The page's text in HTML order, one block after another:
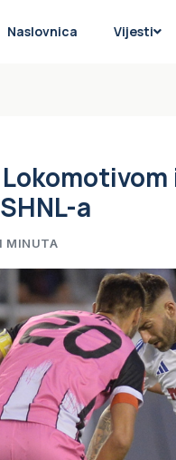
Naslovnica Vijesti
a
MINUTA